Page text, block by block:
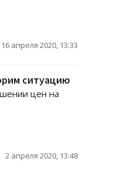
16 апреля 2020, 13:33
ситуацию
цен на
2 апреля 2020, 13:48